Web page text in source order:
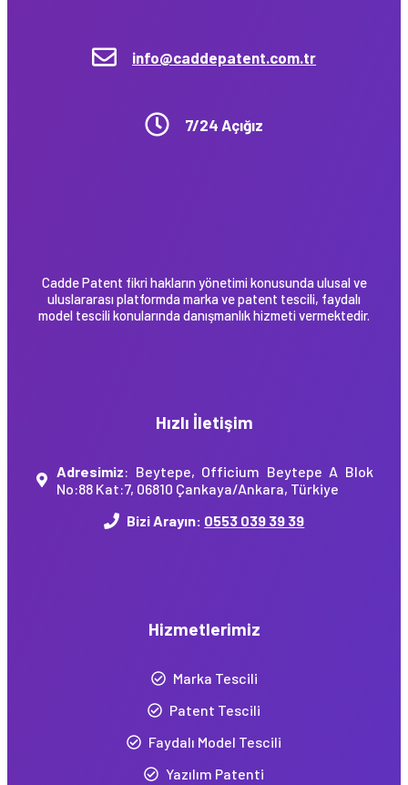
info@caddepatent.com.tr
7/24 Açığız
Cadde Patent fikri hakların yönetimi konusunda ulusal ve
uluslararası platformda marka ve patent tescili, faydalı
model tescili konularında danışmanlık hizmeti vermektedir.
Hızlı İletişim
Adresimiz: Beytepe, Officium Beytepe A Blok
No:88 Kat:7, 06810 Çankaya/Ankara, Türkiye
Bizi Arayın: 0553 039 39 39
Hizmetlerimiz
Marka Tescili
Patent Tescili
Faydalı Model Tescili
Yazılım Patenti